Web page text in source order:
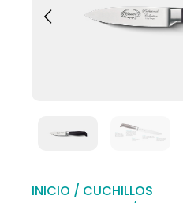
INICIO / CUCHILLOS